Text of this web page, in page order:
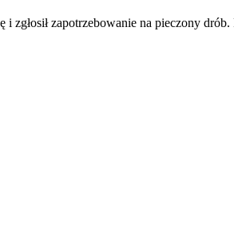
zgłosił zapotrzebowanie na pieczony